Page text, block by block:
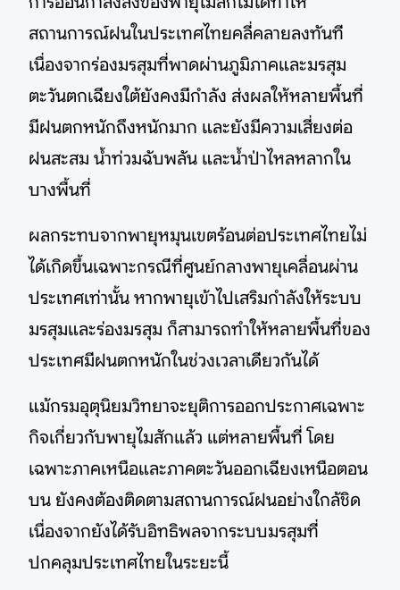
สถานการณ์ฝนในประเทศไทยคลี่คลายลงทันที
เนื่องจากร่องมรสุมที่พาดผ่านภูมิภาคและมรสุม
ตะวันตกเฉียงใต้ยังคงมีกำลัง ส่งผลให้หลายพื้นที่
มีฝนตกหนักถึงหนักมาก และยังมีความเสี่ยงต่อ
ฝนสะสม น้ำท่วมฉับพลัน และน้ำป่าไหลหลากใน
บางพื้นที่
ผลกระทบจากพายุหมุนเขตร้อนต่อประเทศไทยไม่
ได้เกิดขึ้นเฉพาะกรณีที่ศูนย์กลางพายุเคลื่อนผ่าน
ประเทศเท่านั้น หากพายุเข้าไปเสริมกำลังให้ระบบ
มรสุมและร่องมรสุม ก็สามารถทำให้หลายพื้นที่ของ
ประเทศมีฝนตกหนักในช่วงเวลาเดียวกันได้
แม้กรมอุตุนิยมวิทยาจะยุติการออกประกาศเฉพาะ
กิจเกี่ยวกับพายุไมสักแล้ว แต่หลายพื้นที่ โดย
เฉพาะภาคเหนือและภาคตะวันออกเฉียงเหนือตอน
บน ยังคงต้องติดตามสถานการณ์ฝนอย่างใกล้ชิด
เนื่องจากยังได้รับอิทธิพลจากระบบมรสุมที่
ปกคลุมประเทศไทยในระยะนี้